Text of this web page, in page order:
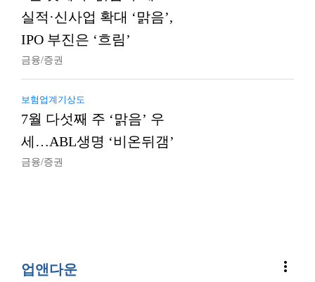
실적·신사업 확대 ‘맑음’,
IPO 부진은 ‘흐림’
금융/증권
보험업계기상도
7월 다섯째 주 ‘맑음’ 우
세…ABL생명 ‘비온뒤갬’
금융/증권
업앤다운 more_vert